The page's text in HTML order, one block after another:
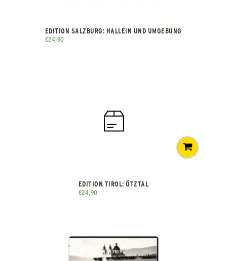
EDITION SALZBURG: HALLEIN UND UMGEBUNG
€24,90
EDITION TIROL: ÖTZTAL
€24,90